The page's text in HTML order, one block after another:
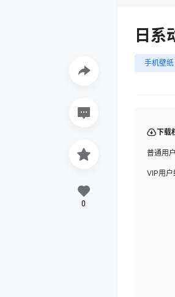
日系
手机壁纸
下载
普通用户
VIP用户
0